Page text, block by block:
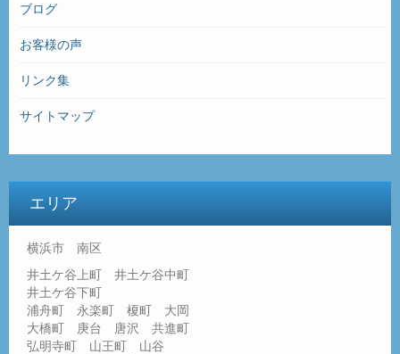
ブログ
お客様の声
リンク集
サイトマップ
エリア
横浜市 南区
井土ケ谷上町 井土ケ谷中町
井土ケ谷下町
浦舟町 永楽町 榎町 大岡
大橋町 庚台 唐沢 共進町
弘明寺町 山王町 山谷